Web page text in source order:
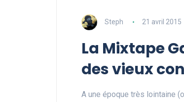
Steph 21 avril 2015
La Mixtape
des vieux
A une époque très lointaine